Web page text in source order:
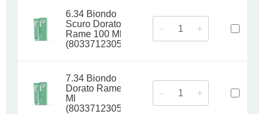
6.34 Biondo
Scuro Dorato
Rame 100 Ml
(8033712305011)
- +
7.34 Biondo
Dorato Rame 100
Ml
(8033712305028)
- +